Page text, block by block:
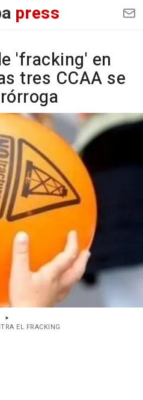
press
'fracking' en
tres CCAA se
EL FRACKING